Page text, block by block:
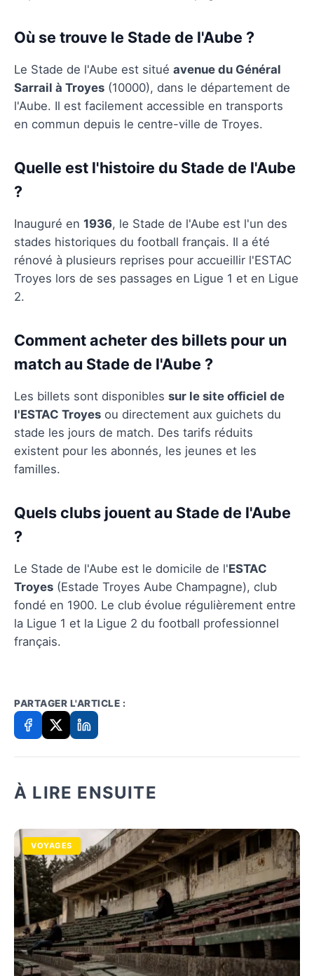
Où se trouve le Stade de l'Aube ?
Le Stade de l'Aube est situé avenue du Général
Sarrail à Troyes (10000), dans le département de
l'Aube. Il est facilement accessible en transports
en commun depuis le centre-ville de Troyes.
Quelle est l'histoire du Stade de l'Aube
?
Inauguré en 1936, le Stade de l'Aube est l'un des
stades historiques du football français. Il a été
rénové à plusieurs reprises pour accueillir l'ESTAC
Troyes lors de ses passages en Ligue 1 et en Ligue
2.
Comment acheter des billets pour un
match au Stade de l'Aube ?
Les billets sont disponibles sur le site officiel de
l'ESTAC Troyes ou directement aux guichets du
stade les jours de match. Des tarifs réduits
existent pour les abonnés, les jeunes et les
familles.
Quels clubs jouent au Stade de l'Aube
?
Le Stade de l'Aube est le domicile de l'ESTAC
Troyes (Estade Troyes Aube Champagne), club
fondé en 1900. Le club évolue régulièrement entre
la Ligue 1 et la Ligue 2 du football professionnel
français.
PARTAGER L'ARTICLE :
À LIRE ENSUITE
VOYAGES